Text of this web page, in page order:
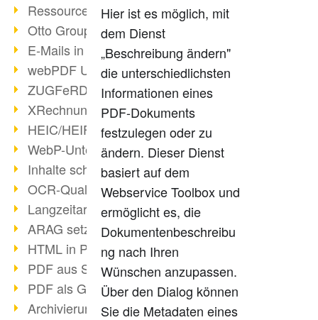
Ressourcen für Entwickler
Otto Group Recruiting
E-Mails in PDF
webPDF Update 8.0.0.2176
ZUGFeRD im Überblick
XRechnung Überblick
HEIC/HEIF-Unterstützung
WebP-Unterstützung
Inhalte schwärzen
OCR-Qualität verbessert
Langzeitarchivierung PDF
ARAG setzt auf webPDF
HTML in PDF umwandeln
PDF aus SAP
PDF als Grafik exportieren
Archivierung & Migration
Hier ist es möglich, mit
dem Dienst
„Beschreibung ändern"
die unterschiedlichsten
Informationen eines
PDF-Dokuments
festzulegen oder zu
ändern. Dieser Dienst
basiert auf dem
Webservice Toolbox und
ermöglicht es, die
Dokumentenbeschreibu
ng nach Ihren
Wünschen anzupassen.
Über den Dialog können
Sie die Metadaten eines